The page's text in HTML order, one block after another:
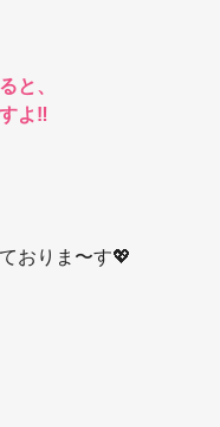
と、
よ‼️
おりま〜す💖